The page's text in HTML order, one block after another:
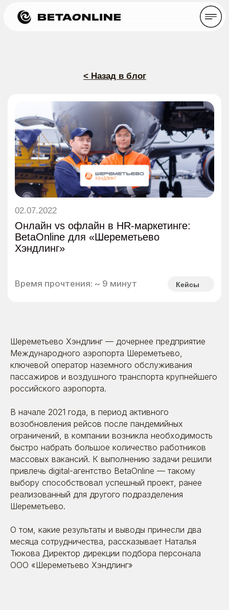
Онлайн vs офлайн в HR-маркетинге:
BetaOnline для «Шереметьево
Хэндлинг»
02.07.2022
Шереметьево Хэндлинг — дочернее предприятие
Международного аэропорта Шереметьево,
ключевой оператор наземного обслуживания
пассажиров и воздушного транспорта крупнейшего
российского аэропорта.
В начале 2021 года, в период активного
возобновления рейсов после пандемийных
ограничений, в компании возникла необходимость
быстро набрать большое количество работников
массовых вакансий. К выполнению задачи решили
привлечь digital-агентство BetaOnline — такому
выбору способствовал успешный проект, ранее
реализованный для другого подразделения
Шереметьево.
О том, какие результаты и выводы принесли два
месяца сотрудничества, рассказывает Наталья
Тюкова Директор дирекции подбора персонала
ООО «Шереметьево Хэндлинг»